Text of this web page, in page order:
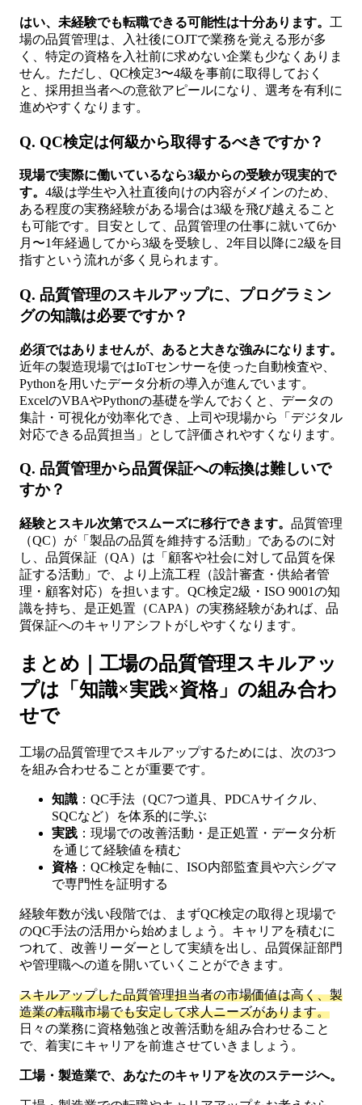
はい、未経験でも転職できる可能性は十分あります。 工
場の品質管理は、入社後にOJTで業務を覚える形が多
く、特定の資格を入社前に求めない企業も少なくありま
せん。ただし、QC検定3〜4級を事前に取得しておく
と、採用担当者への意欲アピールになり、選考を有利に
進めやすくなります。
Q. QC検定は何級から取得するべきですか？
現場で実際に働いているなら3級からの受験が現実的で
す。 4級は学生や入社直後向けの内容がメインのため、
ある程度の実務経験がある場合は3級を飛び越えること
も可能です。目安として、品質管理の仕事に就いて6か
月〜1年経過してから3級を受験し、2年目以降に2級を目
指すという流れが多く見られます。
Q. 品質管理のスキルアップに、プログラミン
グの知識は必要ですか？
必須ではありませんが、あると大きな強みになります。
近年の製造現場ではIoTセンサーを使った自動検査や、
Pythonを用いたデータ分析の導入が進んでいます。
ExcelのVBAやPythonの基礎を学んでおくと、データの
集計・可視化が効率化でき、上司や現場から「デジタル
対応できる品質担当」として評価されやすくなります。
Q. 品質管理から品質保証への転換は難しいで
すか？
経験とスキル次第でスムーズに移行できます。 品質管理
（QC）が「製品の品質を維持する活動」であるのに対
し、品質保証（QA）は「顧客や社会に対して品質を保
証する活動」で、より上流工程（設計審査・供給者管
理・顧客対応）を担います。QC検定2級・ISO 9001の知
識を持ち、是正処置（CAPA）の実務経験があれば、品
質保証へのキャリアシフトがしやすくなります。
まとめ｜工場の品質管理スキルアッ
プは「知識×実践×資格」の組み合わ
せで
工場の品質管理でスキルアップするためには、次の3つ
を組み合わせることが重要です。
知識 ：QC手法（QC7つ道具、PDCAサイクル、
SQCなど）を体系的に学ぶ
実践 ：現場での改善活動・是正処置・データ分析
を通じて経験値を積む
資格：QC検定を軸に、ISO内部監査員や六シグマ
で専門性を証明する
経験年数が浅い段階では、まずQC検定の取得と現場で
のQC手法の活用から始めましょう。キャリアを積むに
つれて、改善リーダーとして実績を出し、品質保証部門
や管理職への道を開いていくことができます。
スキルアップした品質管理担当者の市場価値は高く、製
造業の転職市場でも安定して求人ニーズがあります。
日々の業務に資格勉強と改善活動を組み合わせること
で、着実にキャリアを前進させていきましょう。
工場・製造業で、あなたのキャリアを次のステージへ。